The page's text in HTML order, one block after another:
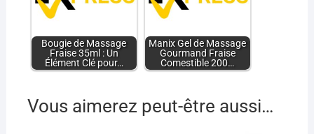
Bougie de Massage
Fraise 35ml : Un
Élément Clé pour…
Manix Gel de Massage
Gourmand Fraise
Comestible 200…
Vous aimerez peut-être aussi…